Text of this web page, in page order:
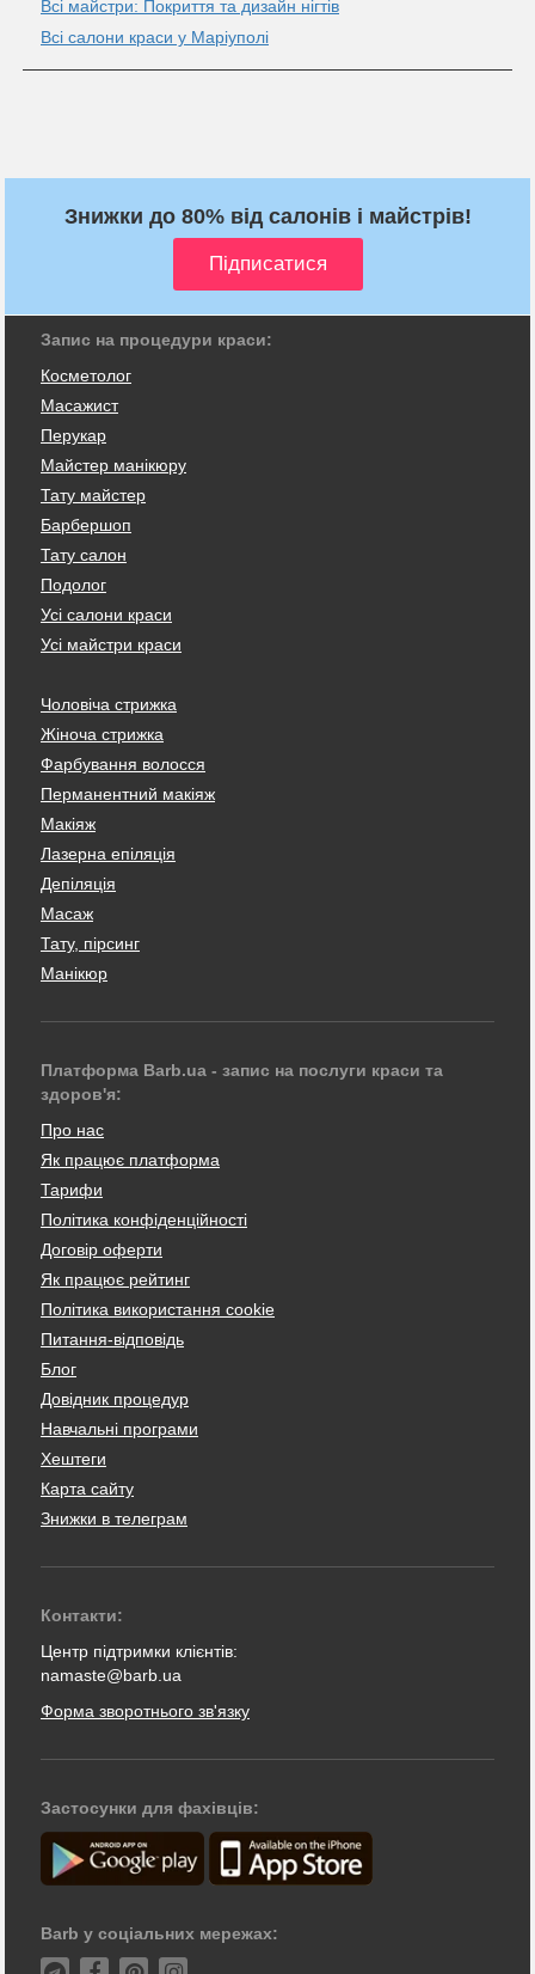
Всі майстри: Покриття та дизайн нігтів
Всі салони краси у Маріуполi
Знижки до 80% від салонів і майстрів!
Запис на процедури краси:
Косметолог
Масажист
Перукар
Майстер манікюру
Тату майстер
Барбершоп
Тату салон
Подолог
Усі салони краси
Усі майстри краси
Чоловіча стрижка
Жіноча стрижка
Фарбування волосся
Перманентний макіяж
Макіяж
Лазерна епіляція
Депіляція
Масаж
Тату, пірсинг
Манікюр
Платформа Barb.ua - запис на послуги краси та
здоров'я:
Про нас
Як працює платформа
Тарифи
Політика конфіденційності
Договір оферти
Як працює рейтинг
Політика використання cookie
Питання-відповідь
Блог
Довідник процедур
Навчальні програми
Хештеги
Карта сайту
Знижки в телеграм
Контакти:
Центр підтримки клієнтів:
namaste@barb.ua
Форма зворотнього зв'язку
Застосунки для фахівців:
Barb у соціальних мережах: